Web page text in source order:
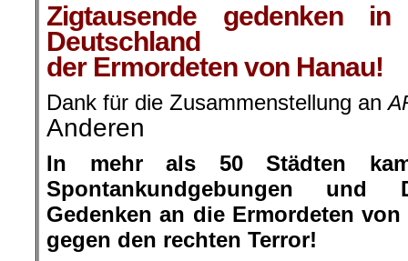
Zigtausende gedenken
Deutschland
der Ermordeten von Hanau!
Dank für die Zusammenstellung an
Anderen
In mehr als 50 Städten
Spontankundgebungen und
Gedenken an die Ermordeten
gegen den rechten Terror!